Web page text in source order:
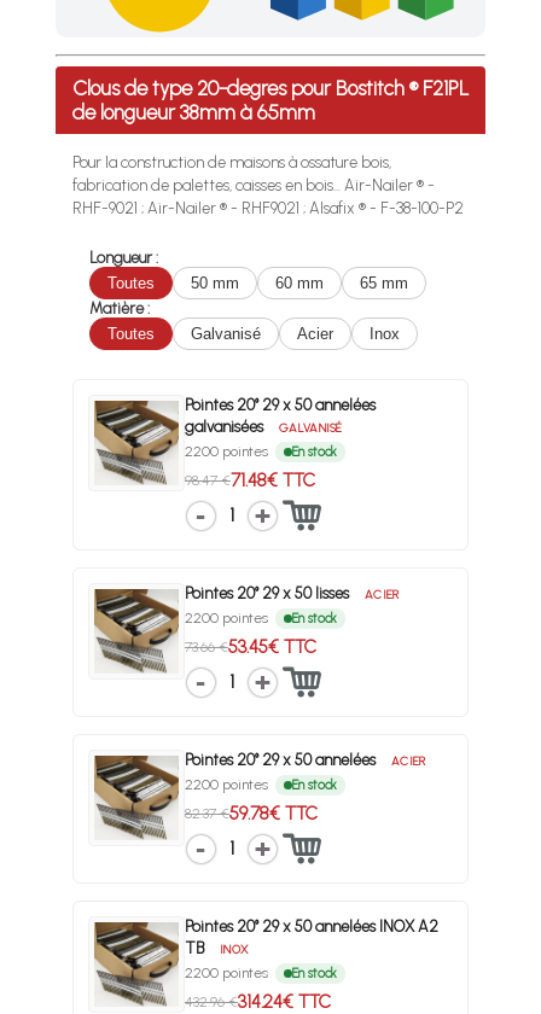
Profitez des Frais de port offerts en France
Clous de type 20-degres pour Bostitch ® F21PL
de longueur 38mm à 65mm
Pour la construction de maisons à ossature bois,
fabrication de palettes, caisses en bois... Air-Nailer ® -
RHF-9021 ; Air-Nailer ® - RHF9021 ; Alsafix ® - F-38-100-P2
Longueur :
Toutes
50 mm 60 mm
65 mm
Matière :
Toutes
Galvanisé Acier Inox
Pointes 20° 29 x 50 annelées
galvanisées
GALVANISÉ
2200 pointes En stock
98.47 €71.48€ TTC
1
Pointes 20° 29 x 50 lisses ACIER
2200 pointes En stock
73.66 €53.45€ TTC
1
Pointes 20° 29 x 50 annelées ACIER
2200 pointes En stock
82.37 €59.78€ TTC
1
Pointes 20° 29 x 50 annelées INOX A2
TB
INOX
2200 pointes En stock
432.96 €314.24€ TTC